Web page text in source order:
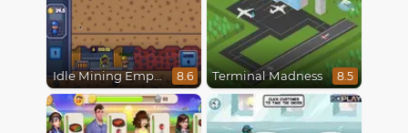
Idle Mining Empire 8.6 Terminal Madness 8.5